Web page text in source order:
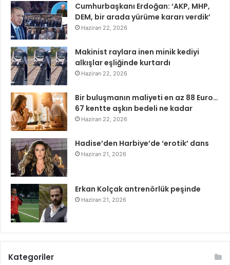
Cumhurbaşkanı Erdoğan: ‘AKP, MHP,
DEM, bir arada yürüme kararı verdik’
Haziran 22, 2026
Makinist raylara inen minik kediyi
alkışlar eşliğinde kurtardı
Haziran 22, 2026
Bir buluşmanın maliyeti en az 88 Euro…
67 kentte aşkın bedeli ne kadar
Haziran 22, 2026
Hadise’den Harbiye’de ‘erotik’ dans
Haziran 21, 2026
Erkan Kolçak antrenörlük peşinde
Haziran 21, 2026
Kategoriler